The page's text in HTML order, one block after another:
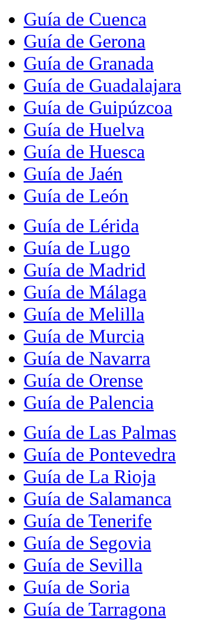
Guía de Cuenca
Guía de Gerona
Guía de Granada
Guía de Guadalajara
Guía de Guipúzcoa
Guía de Huelva
Guía de Huesca
Guía de Jaén
Guía de León
Guía de Lérida
Guía de Lugo
Guía de Madrid
Guía de Málaga
Guía de Melilla
Guía de Murcia
Guía de Navarra
Guía de Orense
Guía de Palencia
Guía de Las Palmas
Guía de Pontevedra
Guía de La Rioja
Guía de Salamanca
Guía de Tenerife
Guía de Segovia
Guía de Sevilla
Guía de Soria
Guía de Tarragona